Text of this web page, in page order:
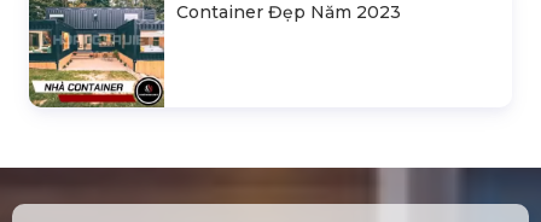
Container Đẹp Năm 2023